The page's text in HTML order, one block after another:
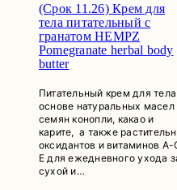
(Срок 11.26) Крем для
тела питательный с
гранатом HEMPZ
Pomegranate herbal body
butter
Питательный крем для
основе натуральных масел
семян конопли, какао и
карите, а также
оксидантов и витаминов
Е для ежедневного ухода
сухой и…